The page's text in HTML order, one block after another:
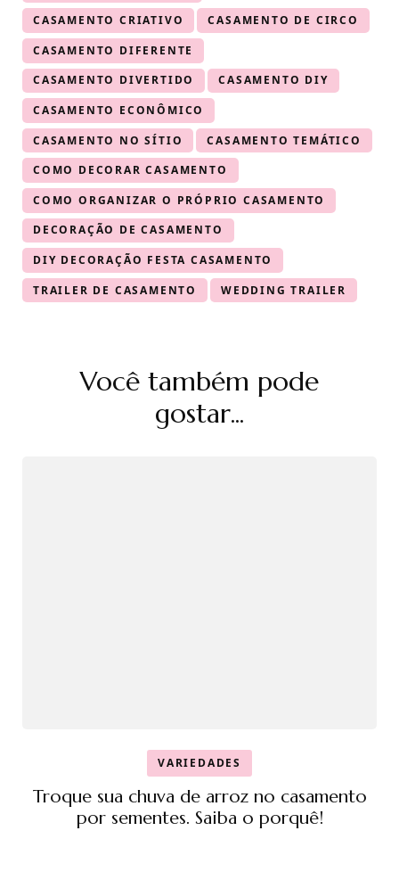
CASAMENTO CRIATIVO
CASAMENTO DE CIRCO
CASAMENTO DIFERENTE
CASAMENTO DIVERTIDO
CASAMENTO DIY
CASAMENTO ECONÔMICO
CASAMENTO NO SÍTIO
CASAMENTO TEMÁTICO
COMO DECORAR CASAMENTO
COMO ORGANIZAR O PRÓPRIO CASAMENTO
DECORAÇÃO DE CASAMENTO
DIY DECORAÇÃO FESTA CASAMENTO
TRAILER DE CASAMENTO
WEDDING TRAILER
NavegaçãoVocê também pode
gostar...
VARIEDADES
Troque sua chuva de arroz no casamento
por sementes. Saiba o porquê!